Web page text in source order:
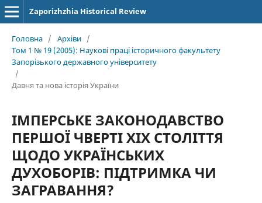
Zaporizhzhia Historical Review
Головна / Архіви /
Том 1 № 19 (2005): Наукові праці історичного факультету
Запорізького державного університету
/
Давня та нова історія України
ІМПЕРСЬКЕ ЗАКОНОДАВСТВО
ПЕРШОЇ ЧВЕРТІ ХІХ СТОЛІТТЯ
ЩОДО УКРАЇНСЬКИХ
ДУХОБОРІВ: ПІДТРИМКА ЧИ
ЗАГРАВАННЯ?